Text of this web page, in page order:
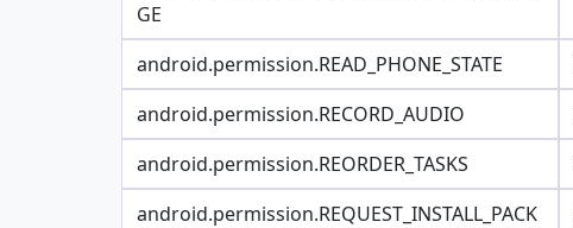
GE
android.permission.READ_PHONE_STATE
android.permission.RECORD_AUDIO
android.permission.REORDER_TASKS
android.permission.REQUEST_INSTALL_PACK